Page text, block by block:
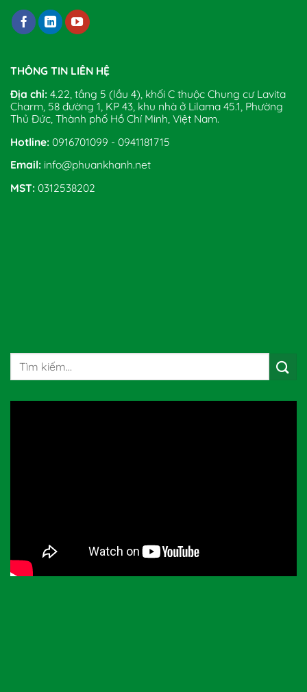
THÔNG TIN LIÊN HỆ
Địa chỉ: 4.22, tầng 5 (lầu 4), khối C thuộc Chung cư Lavita
Charm, 58 đường 1, KP 43, khu nhà ở Lilama 45.1, Phường
Thủ Đức, Thành phố Hồ Chí Minh, Việt Nam.
Hotline: 0916701099 - 0941181715
Email: info@phuankhanh.net
MST: 0312538202
Tìm